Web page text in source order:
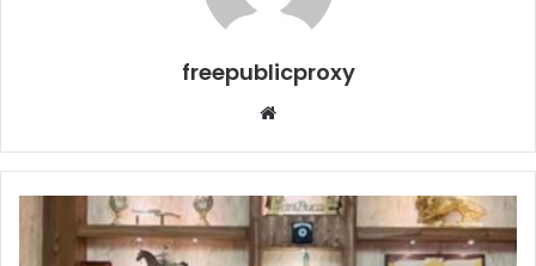
freepublicproxy
Web